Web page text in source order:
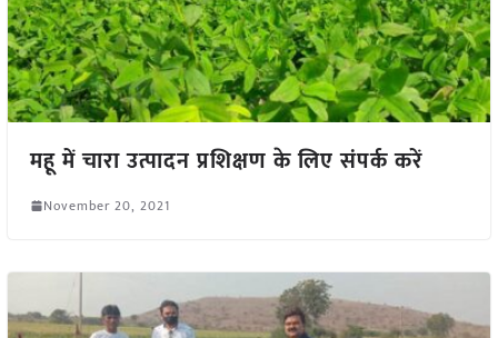
महू में चारा उत्पादन प्रशिक्षण के लिए संपर्क करें
November 20, 2021